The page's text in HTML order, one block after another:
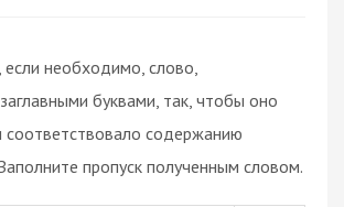
необходимо, слово,
буквами, так, чтобы оно
соответствовало содержанию
пропуск полученным словом.